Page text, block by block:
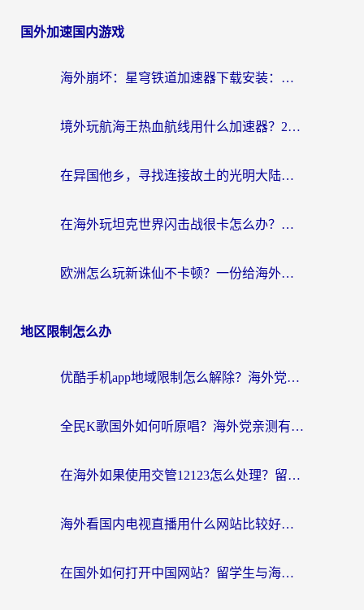
国外加速国内游戏
海外崩坏：星穹铁道加速器下载安装：一份给游子的终极网络指南
境外玩航海王热血航线用什么加速器？2026海外玩家实测最优方案（附欧洲问道堡垒前线加速技巧）
在异国他乡，寻找连接故土的光明大陆免费加速器
在海外玩坦克世界闪击战很卡怎么办？老玩家亲测有效的加速器选择指南
欧洲怎么玩新诛仙不卡顿？一份给海外游子的国服游戏畅玩指南
地区限制怎么办
优酷手机app地域限制怎么解除？海外党亲测有效的追剧方案
全民K歌国外如何听原唱？海外党亲测有效的回国加速器选择指南
在海外如果使用交管12123怎么处理？留学生亲测有效的回国加速方案
海外看国内电视直播用什么网站比较好？一篇解决你所有追剧难题的实用指南
在国外如何打开中国网站？留学生与海外华人的无缝访问指南